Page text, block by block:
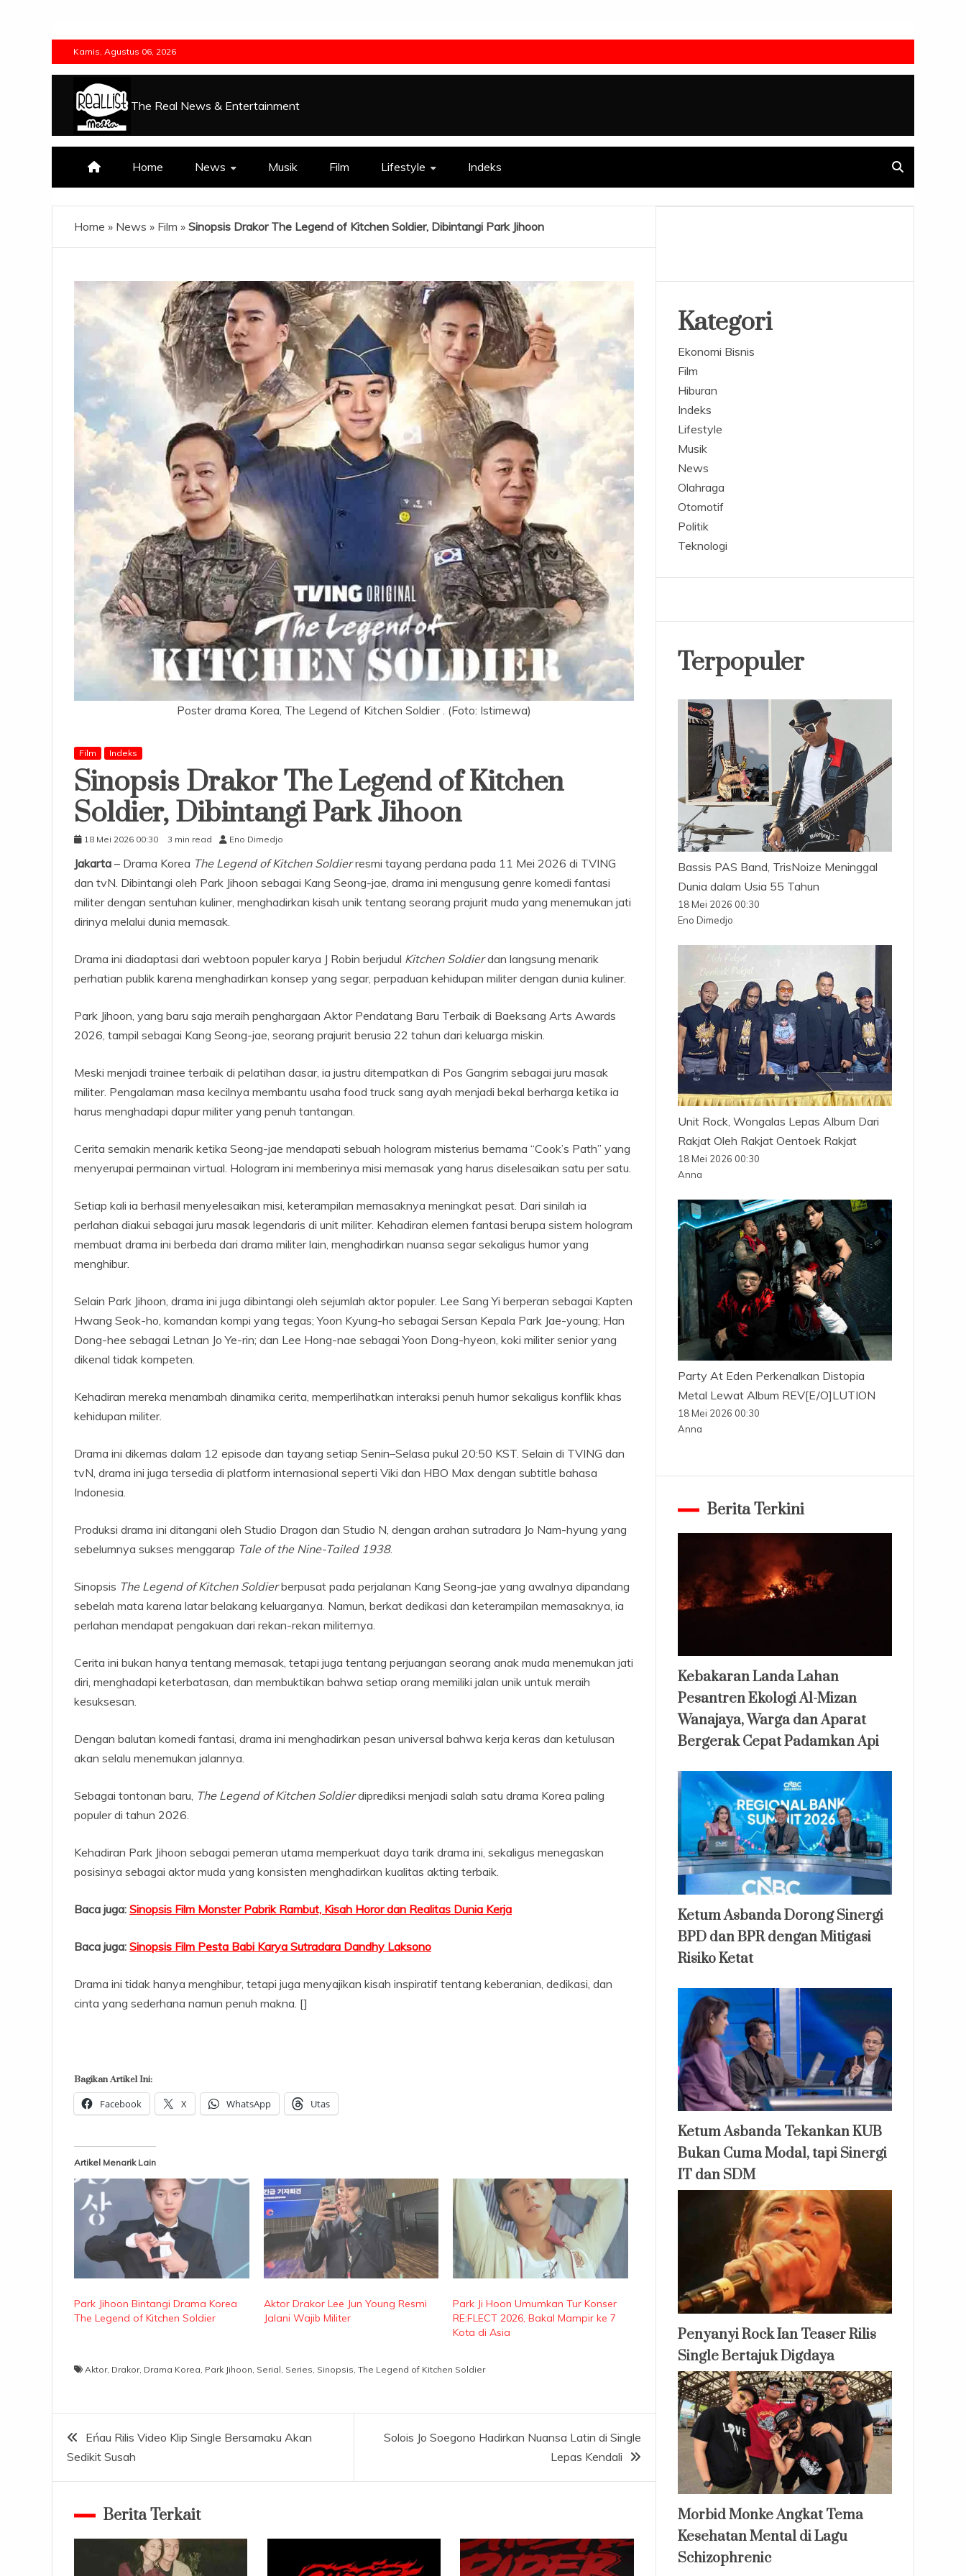
Kamis, Agustus 06, 2026
The Real News & Entertainment
Home News Musik Film Lifestyle Indeks
Home » News » Film » Sinopsis Drakor The Legend of Kitchen Soldier, Dibintangi Park Jihoon
Poster drama Korea, The Legend of Kitchen Soldier . (Foto: Istimewa)
Film Indeks
Sinopsis Drakor The Legend of Kitchen
Soldier, Dibintangi Park Jihoon
18 Mei 2026 00:30 3 min read Eno Dimedjo
Jakarta – Drama Korea The Legend of Kitchen Soldierresmi tayang perdana pada 11 Mei 2026 di TVING
dan tvN. Dibintangi oleh Park Jihoon sebagai Kang Seong-jae, drama ini mengusung genre komedi fantasi
militer dengan sentuhan kuliner, menghadirkan kisah unik tentang seorang prajurit muda yang menemukan jati
dirinya melalui dunia memasak.
Drama ini diadaptasi dari webtoon populer karya J Robin berjudul Kitchen Soldierdan langsung menarik
perhatian publik karena menghadirkan konsep yang segar, perpaduan kehidupan militer dengan dunia kuliner.
Park Jihoon, yang baru saja meraih penghargaan Aktor Pendatang Baru Terbaik di Baeksang Arts Awards
2026, tampil sebagai Kang Seong-jae, seorang prajurit berusia 22 tahun dari keluarga miskin.
Meski menjadi trainee terbaik di pelatihan dasar, ia justru ditempatkan di Pos Gangrim sebagai juru masak
militer. Pengalaman masa kecilnya membantu usaha food truck sang ayah menjadi bekal berharga ketika ia
harus menghadapi dapur militer yang penuh tantangan.
Cerita semakin menarik ketika Seong-jae mendapati sebuah hologram misterius bernama “Cook’s Path” yang
menyerupai permainan virtual. Hologram ini memberinya misi memasak yang harus diselesaikan satu per satu.
Setiap kali ia berhasil menyelesaikan misi, keterampilan memasaknya meningkat pesat. Dari sinilah ia
perlahan diakui sebagai juru masak legendaris di unit militer. Kehadiran elemen fantasi berupa sistem hologram
membuat drama ini berbeda dari drama militer lain, menghadirkan nuansa segar sekaligus humor yang
menghibur.
Selain Park Jihoon, drama ini juga dibintangi oleh sejumlah aktor populer. Lee Sang Yi berperan sebagai Kapten
Hwang Seok-ho, komandan kompi yang tegas; Yoon Kyung-ho sebagai Sersan Kepala Park Jae-young; Han
Dong-hee sebagai Letnan Jo Ye-rin; dan Lee Hong-nae sebagai Yoon Dong-hyeon, koki militer senior yang
dikenal tidak kompeten.
Kehadiran mereka menambah dinamika cerita, memperlihatkan interaksi penuh humor sekaligus konflik khas
kehidupan militer.
Drama ini dikemas dalam 12 episode dan tayang setiap Senin–Selasa pukul 20:50 KST. Selain di TVING dan
tvN, drama ini juga tersedia di platform internasional seperti Viki dan HBO Max dengan subtitle bahasa
Indonesia.
Produksi drama ini ditangani oleh Studio Dragon dan Studio N, dengan arahan sutradara Jo Nam-hyung yang
sebelumnya sukses menggarap Tale of the Nine-Tailed 1938.
Sinopsis The Legend of Kitchen Soldierberpusat pada perjalanan Kang Seong-jae yang awalnya dipandang
sebelah mata karena latar belakang keluarganya. Namun, berkat dedikasi dan keterampilan memasaknya, ia
perlahan mendapat pengakuan dari rekan-rekan militernya.
Cerita ini bukan hanya tentang memasak, tetapi juga tentang perjuangan seorang anak muda menemukan jati
diri, menghadapi keterbatasan, dan membuktikan bahwa setiap orang memiliki jalan unik untuk meraih
kesuksesan.
Dengan balutan komedi fantasi, drama ini menghadirkan pesan universal bahwa kerja keras dan ketulusan
akan selalu menemukan jalannya.
Sebagai tontonan baru, The Legend of Kitchen Soldierdiprediksi menjadi salah satu drama Korea paling
populer di tahun 2026.
Kehadiran Park Jihoon sebagai pemeran utama memperkuat daya tarik drama ini, sekaligus menegaskan
posisinya sebagai aktor muda yang konsisten menghadirkan kualitas akting terbaik.
Baca juga: Sinopsis Film Monster Pabrik Rambut, Kisah Horor dan Realitas Dunia Kerja
Baca juga: Sinopsis Film Pesta Babi Karya Sutradara Dandhy Laksono
Drama ini tidak hanya menghibur, tetapi juga menyajikan kisah inspiratif tentang keberanian, dedikasi, dan
cinta yang sederhana namun penuh makna. []
Bagikan Artikel Ini:
Facebook X WhatsApp Utas
Artikel Menarik Lain
Park Jihoon Bintangi Drama Korea
The Legend of Kitchen Soldier
Aktor Drakor Lee Jun Young Resmi
Jalani Wajib Militer
Park Ji Hoon Umumkan Tur Konser
RE:FLECT 2026, Bakal Mampir ke 7
Kota di Asia
Aktor, Drakor, Drama Korea, Park Jihoon, Serial, Series, Sinopsis, The Legend of Kitchen Soldier
Navigasi
pos
Eńau Rilis Video Klip Single Bersamaku Akan
Sedikit Susah
Solois Jo Soegono Hadirkan Nuansa Latin di Single
Lepas Kendali
Berita Terkait
Kategori
Ekonomi Bisnis
Film
Hiburan
Indeks
Lifestyle
Musik
News
Olahraga
Otomotif
Politik
Teknologi
Terpopuler
Bassis PAS Band, TrisNoize Meninggal
Dunia dalam Usia 55 Tahun
18 Mei 2026 00:30
Eno Dimedjo
Unit Rock, Wongalas Lepas Album Dari
Rakjat Oleh Rakjat Oentoek Rakjat
18 Mei 2026 00:30
Anna
Party At Eden Perkenalkan Distopia
Metal Lewat Album REV[E/O]LUTION
18 Mei 2026 00:30
Anna
Berita Terkini
Kebakaran Landa Lahan
Pesantren Ekologi Al-Mizan
Wanajaya, Warga dan Aparat
Bergerak Cepat Padamkan Api
Ketum Asbanda Dorong Sinergi
BPD dan BPR dengan Mitigasi
Risiko Ketat
Ketum Asbanda Tekankan KUB
Bukan Cuma Modal, tapi Sinergi
IT dan SDM
Penyanyi Rock Ian Teaser Rilis
Single Bertajuk Digdaya
Morbid Monke Angkat Tema
Kesehatan Mental di Lagu
Schizophrenic